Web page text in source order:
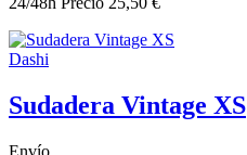
Dashi
Sudadera Vintage XS
Envío